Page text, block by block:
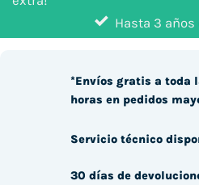
Hasta 3
*Envíos gratis a toda
horas en pedidos
Servicio técnico
30 días de